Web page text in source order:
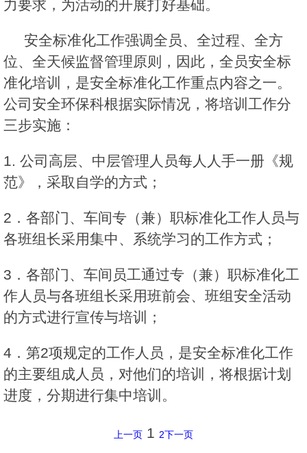
力要求，为活动的开展打好基础。
安全标准化工作强调全员、全过程、全方
位、全天候监督管理原则，因此，全员安全标
准化培训，是安全标准化工作重点内容之一。
公司安全环保科根据实际情况，将培训工作分
三步实施：
1. 公司高层、中层管理人员每人人手一册《规
范》，采取自学的方式；
2．各部门、车间专（兼）职标准化工作人员与
各班组长采用集中、系统学习的工作方式；
3．各部门、车间员工通过专（兼）职标准化工
作人员与各班组长采用班前会、班组安全活动
的方式进行宣传与培训；
4．第2项规定的工作人员，是安全标准化工作
的主要组成人员，对他们的培训，将根据计划
进度，分期进行集中培训。
上一页 1 2下一页